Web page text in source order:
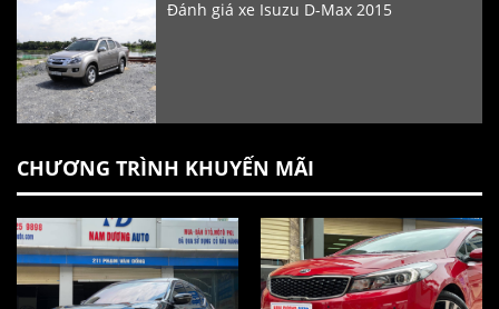
Đánh giá xe Isuzu D-Max 2015
CHƯƠNG TRÌNH KHUYẾN MÃI